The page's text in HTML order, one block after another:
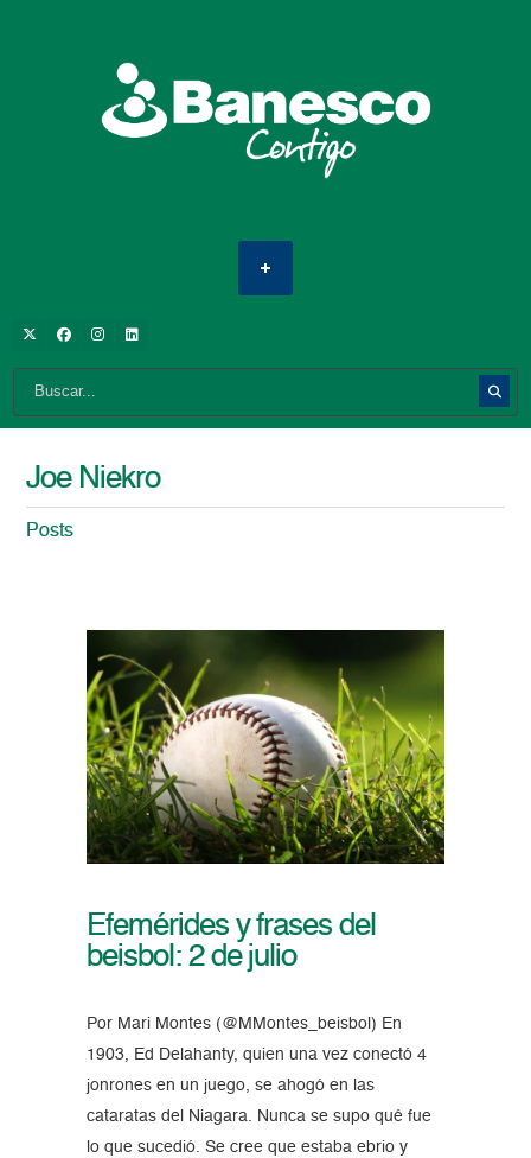
Joe Niekro
Posts
Efemérides y frases del
beisbol: 2 de julio
Por Mari Montes (@MMontes_beisbol) En
1903, Ed Delahanty, quien una vez conectó 4
jonrones en un juego, se ahogó en las
cataratas del Niagara. Nunca se supo qué fue
lo que sucedió. Se cree que estaba ebrio y